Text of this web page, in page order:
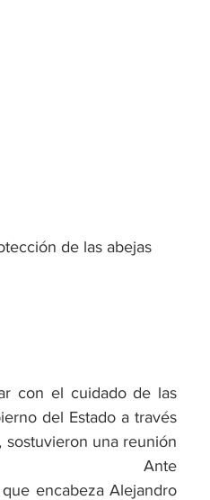
de las abejas
con el cuidado de las
del Estado a través
sostuvieron una reunión
Ante
encabeza Alejandro